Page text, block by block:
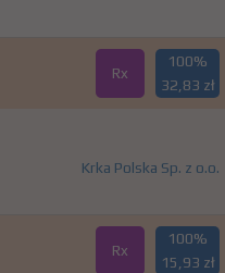
Rx
100%
32,83 zł
Krka Polska Sp. z o.o.
Rx
100%
15,93 zł